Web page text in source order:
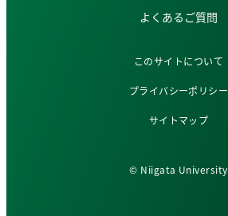
よくあるご質問
このサイトについて
プライバシーポリシー
サイトマップ
© Niigata University